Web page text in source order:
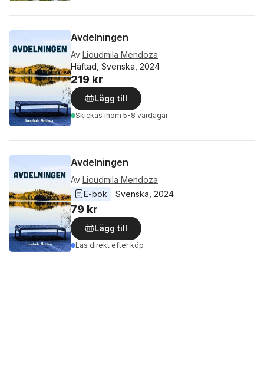
Avdelningen
Av Lioudmila Mendoza
Häftad, Svenska, 2024
219 kr
Lägg till
Skickas inom 5-8 vardagar
Avdelningen
Av Lioudmila Mendoza
E-bok
Svenska 2024
79 kr
Lägg till
Läs direkt efter köp